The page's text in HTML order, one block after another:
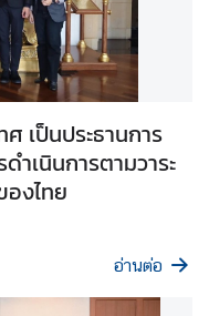
เป็นประธานการ
ำเนินการตามวาระ
งไทย
อ่านต่อ